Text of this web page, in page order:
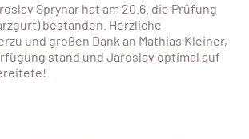
Sprynar hat am 20.6. die Prüfung
bestanden. Herzliche
und großen Dank an Mathias Kleiner,
stand und Jaroslav optimal auf